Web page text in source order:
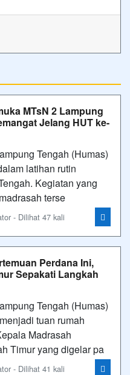
MTsN 2 Lampung
Jelang HUT ke-
Tengah (Humas)
latihan rutin
Kegiatan yang
terse
- Dilihat 47 kali
Perdana Ini,
Sepakati Langkah
Tengah (Humas)
tuan rumah
Madrasah
Timur yang digelar pa
- Dilihat 41 kali